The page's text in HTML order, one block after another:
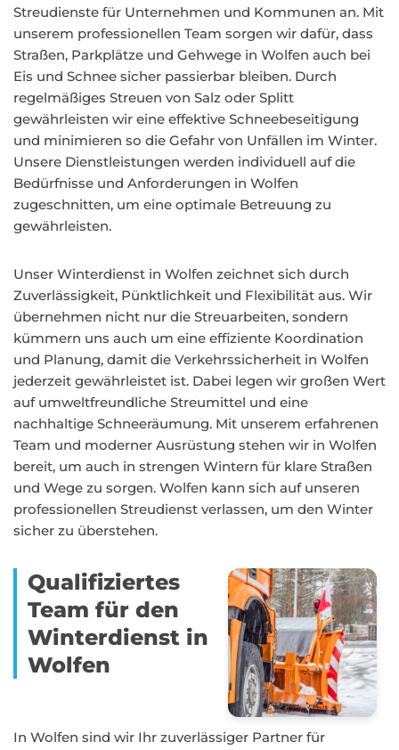
Streudienste für Unternehmen und Kommunen an. Mit
unserem professionellen Team sorgen wir dafür, dass
Straßen, Parkplätze und Gehwege in Wolfen auch bei
Eis und Schnee sicher passierbar bleiben. Durch
regelmäßiges Streuen von Salz oder Splitt
gewährleisten wir eine effektive Schneebeseitigung
und minimieren so die Gefahr von Unfällen im Winter.
Unsere Dienstleistungen werden individuell auf die
Bedürfnisse und Anforderungen in Wolfen
zugeschnitten, um eine optimale Betreuung zu
gewährleisten.
Unser Winterdienst in Wolfen zeichnet sich durch
Zuverlässigkeit, Pünktlichkeit und Flexibilität aus. Wir
übernehmen nicht nur die Streuarbeiten, sondern
kümmern uns auch um eine effiziente Koordination
und Planung, damit die Verkehrssicherheit in Wolfen
jederzeit gewährleistet ist. Dabei legen wir großen Wert
auf umweltfreundliche Streumittel und eine
nachhaltige Schneeräumung. Mit unserem erfahrenen
Team und moderner Ausrüstung stehen wir in Wolfen
bereit, um auch in strengen Wintern für klare Straßen
und Wege zu sorgen. Wolfen kann sich auf unseren
professionellen Streudienst verlassen, um den Winter
sicher zu überstehen.
Qualifiziertes
Team für den
Winterdienst in
Wolfen
In Wolfen sind wir Ihr zuverlässiger Partner für